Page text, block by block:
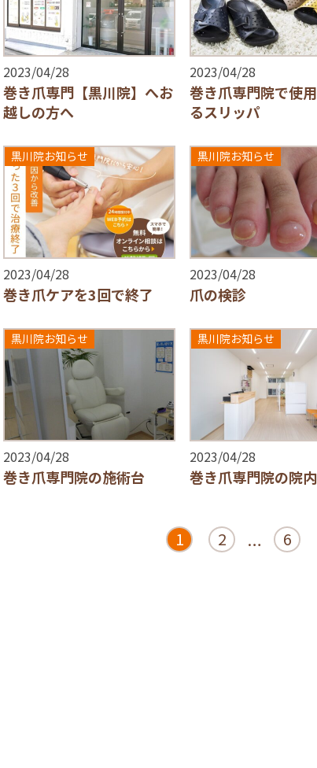
2023/04/28
巻き爪専門【黒川院】へお
越しの方へ
2023/04/28
巻き爪専門院で使
るスリッパ
黒川院お知らせ
2023/04/28
巻き爪ケアを3回で終了
黒川院お知らせ
2023/04/28
爪の検診
黒川院お知らせ
2023/04/28
巻き爪専門院の施術台
黒川院お知らせ
2023/04/28
巻き爪専門院の院内
1 2 … 6